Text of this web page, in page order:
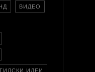
ВИДЕО
ИДЕИ